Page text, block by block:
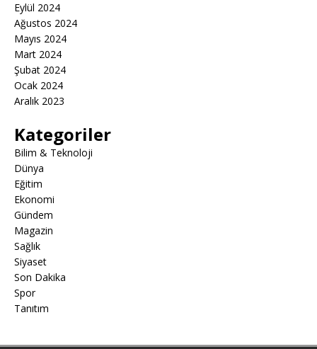
Eylül 2024
Ağustos 2024
Mayıs 2024
Mart 2024
Şubat 2024
Ocak 2024
Aralık 2023
Kategoriler
Bilim & Teknoloji
Dünya
Eğitim
Ekonomi
Gündem
Magazin
Sağlık
Siyaset
Son Dakika
Spor
Tanıtım